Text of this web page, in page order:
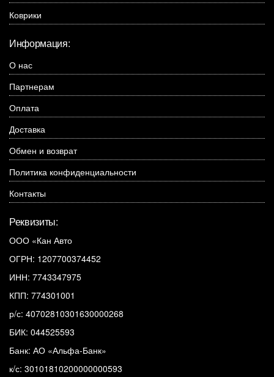
Коврики
Информация:
О нас
Партнерам
Оплата
Доставка
Обмен и возврат
Политика конфиденциальности
Контакты
Реквизиты:
ООО «Кан Авто
ОГРН: 1207700374452
ИНН: 7743347975
КПП: 774301001
р/с: 40702810301630000268
БИК: 044525593
Банк: АО «Альфа-Банк»
к/с: 30101810200000000593